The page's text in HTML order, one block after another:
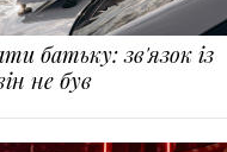
батьку: зв'язок із
не був